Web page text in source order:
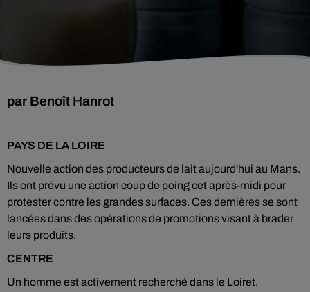
par Benoît Hanrot
PAYS DE LA LOIRE
Nouvelle action des producteurs de lait aujourd'hui au Mans.
Ils ont prévu une action coup de poing cet après-midi pour
protester contre les grandes surfaces. Ces dernières se sont
lancées dans des opérations de promotions visant à brader
leurs produits.
CENTRE
Un homme est activement recherché dans le Loiret.